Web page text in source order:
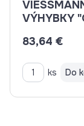
VÝHYBKY
83,64 €
ks Do